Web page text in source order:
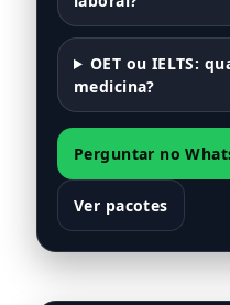
OET ou IELTS:
medicina?
Perguntar no
Ver pacotes